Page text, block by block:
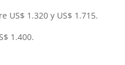
US$ 1.320 y US$ 1.715.
1.400.